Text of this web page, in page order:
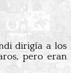
dirigía a los
pero eran